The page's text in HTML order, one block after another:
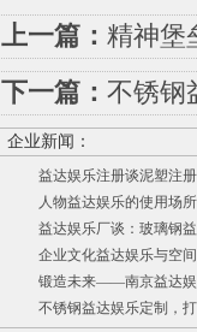
上一篇： 精神堡
下一篇： 不锈钢
企业新闻：
益达娱乐注册谈泥塑注
人物益达娱乐的使用场
益达娱乐厂谈：玻璃钢
企业文化益达娱乐与空
锻造未来——南京益达娱
不锈钢益达娱乐定制，